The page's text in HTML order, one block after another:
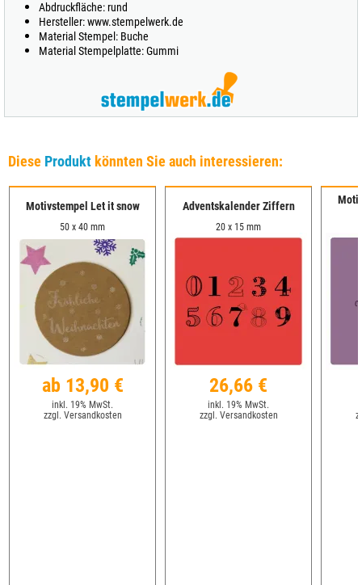
Abdruckfläche: rund
Hersteller: www.stempelwerk.de
Material Stempel: Buche
Material Stempelplatte: Gummi
Diese Produkt könnten Sie auch interessieren:
Motivstempel Let it snow
50 x 40 mm
ab 13,90 €
inkl. 19% MwSt.
zzgl. Versandkosten
Adventskalender Ziffern
20 x 15 mm
26,66 €
inkl. 19% MwSt.
zzgl. Versandkosten